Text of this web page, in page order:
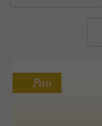
Pau